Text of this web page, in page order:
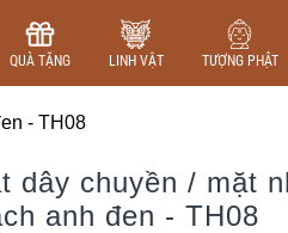
QUÀ TẶNG LINH VẬT TƯỢNG PHẬT
- TH08
dây chuyền / mặt
anh đen - TH08